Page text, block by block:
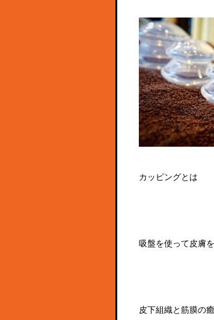
カッピングとは
吸盤を使って皮膚
皮下組織と筋膜の